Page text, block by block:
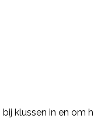
klussen in en om